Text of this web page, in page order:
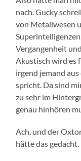
nach. Gucky
von Metallwesen
Vergangenheit
Akustisch wird es
irgend jemand
spricht. Da sind
zu sehr im
genau hinhören
Ach, und der
hätte das gedacht.